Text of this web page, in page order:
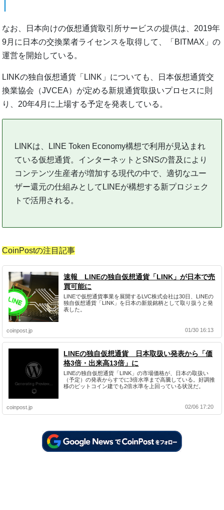
なお、日本向けの仮想通貨取引所サービスの提供は、2019年
9月に日本の交換業者ライセンスを取得して、「BITMAX」の
運営を開始している。
LINKの独自仮想通貨「LINK」についても、日本仮想通貨交
換業協会（JVCEA）が定める新規通貨取扱いプロセスに則
り、20年4月に上場する予定を発表している。
LINKは、LINE Token Economy構想で利用が見込まれ
ている仮想通貨。インターネットとSNSの普及により
コンテンツ生産者が増加する現代の中で、適切なユー
ザー還元の仕組みとしてLINEが構想する新プロジェク
トで活用される。
CoinPostの注目記事
速報 LINEの独自仮想通貨「LINK」が日本で売
買可能に
LINEで仮想通貨事業を展開するLVC株式会社は30日、LINEの
独自仮想通貨「LINK」を日本の新規銘柄として取り扱うと発
表した。
coinpost.jp 01/30 16:13
LINEの独自仮想通貨 日本取扱い発表から「価
格3倍・出来高13倍」に
LINEの独自仮想通貨「LINK」の市場価格が、日本の取扱い
（予定）の発表からすでに3倍水準まで高騰している。好調推
移のビットコイン建でも2倍水準を上回っている状況だ。
coinpost.jp 02/06 17:20